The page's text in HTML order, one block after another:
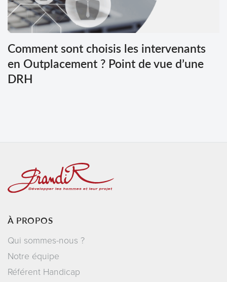
Comment sont choisis les intervenants
en Outplacement ? Point de vue d’une
DRH
À PROPOS
Qui sommes-nous ?
Notre équipe
Référent Handicap